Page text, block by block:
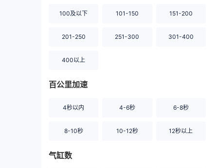
100及以下 101-150 151-200
201-250 251-300 301-400
400以上
百公里加速
4秒以内 4-6秒 6-8秒
8-10秒 10-12秒 12秒以上
气缸数